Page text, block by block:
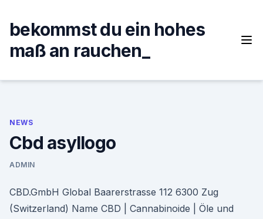
content
bekommst du ein hohes
maß an rauchen_
NEWS
Cbd asyllogo
ADMIN
CBD.GmbH Global Baarerstrasse 112 6300 Zug
(Switzerland) Name CBD | Cannabinoide | Öle und